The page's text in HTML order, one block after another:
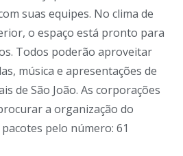
suas equipes. No clima de
o espaço está pronto para
Todos poderão aproveitar
música e apresentações de
de São João. As corporações
a organização do
pelo número: 61